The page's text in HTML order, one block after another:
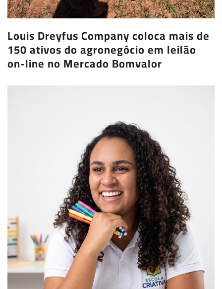
Louis Dreyfus Company coloca mais de
150 ativos do agronegócio em leilão
on-line no Mercado Bomvalor